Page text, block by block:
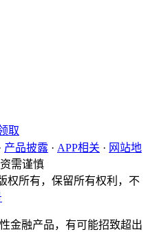
取
产品披露 · APP相关 · 网站地
需谨慎
权所有，保留所有权利，不
金融产品，有可能招致超出